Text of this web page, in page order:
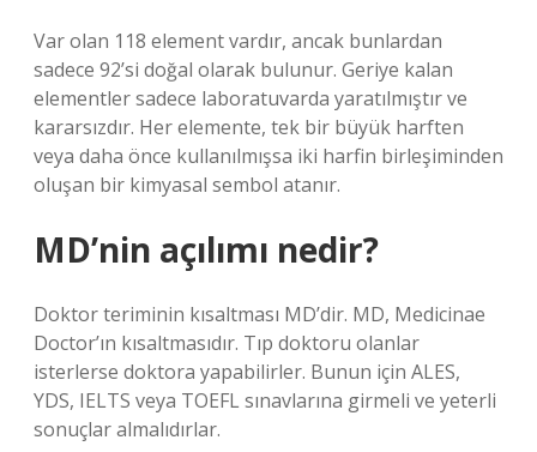
Var olan 118 element vardır, ancak bunlardan
sadece 92’si doğal olarak bulunur. Geriye kalan
elementler sadece laboratuvarda yaratılmıştır ve
kararsızdır. Her elemente, tek bir büyük harften
veya daha önce kullanılmışsa iki harfin birleşiminden
oluşan bir kimyasal sembol atanır.
MD’nin açılımı nedir?
Doktor teriminin kısaltması MD’dir. MD, Medicinae
Doctor’ın kısaltmasıdır. Tıp doktoru olanlar
isterlerse doktora yapabilirler. Bunun için ALES,
YDS, IELTS veya TOEFL sınavlarına girmeli ve yeterli
sonuçlar almalıdırlar.